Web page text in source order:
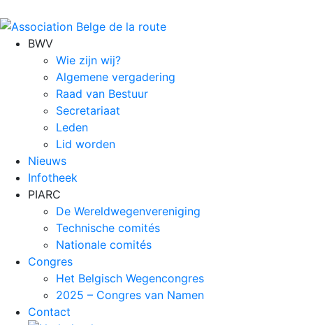
BWV
Wie zijn wij?
Algemene vergadering
Raad van Bestuur
Secretariaat
Leden
Lid worden
Nieuws
Infotheek
PIARC
De Wereldwegenvereniging
Technische comités
Nationale comités
Congres
Het Belgisch Wegencongres
2025 – Congres van Namen
Contact